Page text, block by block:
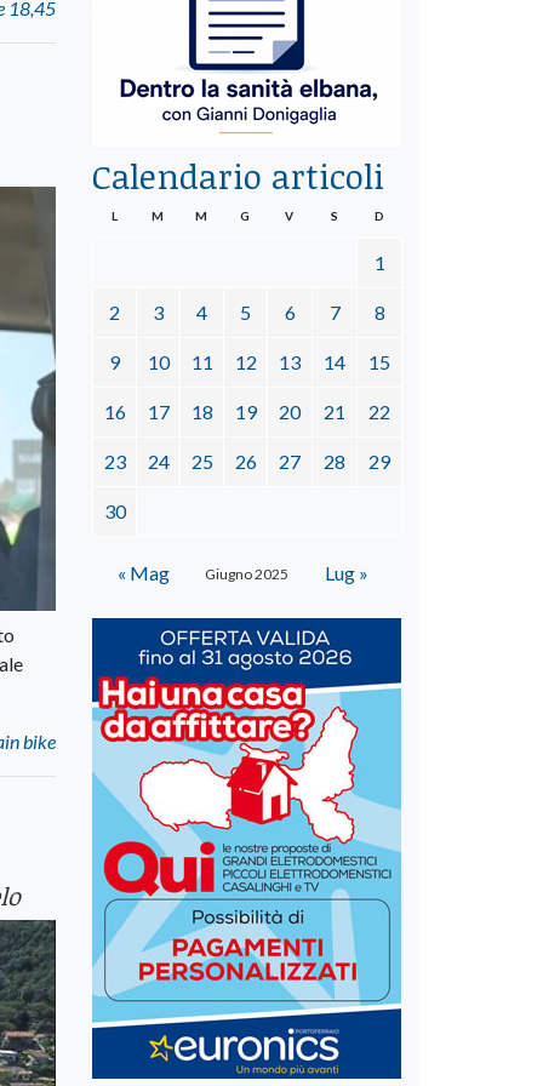
18,45
bike
Calendario articoli
Giugno 2025
L M M G V S D
1
2 3 4 5 6 7 8
9 10 11 12 13 14 15
16 17 18 19 20 21 22
23 24 25 26 27 28 29
30
« Mag Lug »